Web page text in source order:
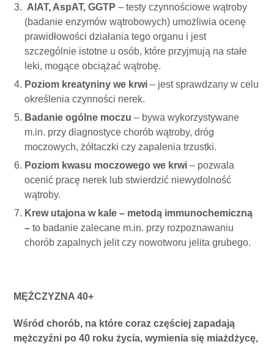
AlAT, AspAT, GGTP – testy czynnościowe wątroby
(badanie enzymów wątrobowych) umożliwia ocenę
prawidłowości działania tego organu i jest
szczególnie istotne u osób, które przyjmują na stałe
leki, mogące obciążać wątrobę.
Poziom kreatyniny we krwi – jest sprawdzany w celu
określenia czynności nerek.
Badanie ogólne moczu – bywa wykorzystywane
m.in. przy diagnostyce chorób wątroby, dróg
moczowych, żółtaczki czy zapalenia trzustki.
Poziom kwasu moczowego we krwi – pozwala
ocenić pracę nerek lub stwierdzić niewydolność
wątroby.
Krew utajona w kale – metodą immunochemiczną
– to badanie zalecane m.in. przy rozpoznawaniu
chorób zapalnych jelit czy nowotworu jelita grubego.
MĘŻCZYZNA 40+
Wśród chorób, na które coraz częściej zapadają
mężczyźni po 40 roku życia, wymienia się miażdżycę,